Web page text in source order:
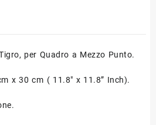
per Quadro a Mezzo Punto.
x 30 cm ( 11.8″ x 11.8” Inch).